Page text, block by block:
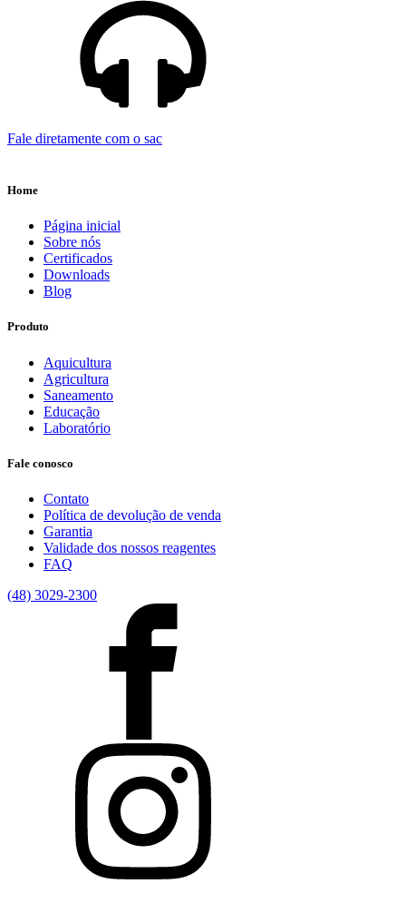
Fale diretamente com o sac
Home
Página inicial
Sobre nós
Certificados
Downloads
Blog
Produto
Aquicultura
Agricultura
Saneamento
Educação
Laboratório
Fale conosco
Contato
Política de devolução de venda
Garantia
Validade dos nossos reagentes
FAQ
(48) 3029-2300